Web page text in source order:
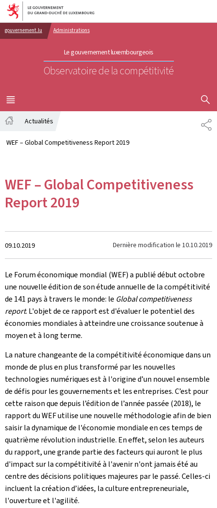
Aller au menu principal
Aller au contenu
gouvernement.lu Administrations
Le gouvernement luxembourgeois
Observatoire de la compétitivité
MENU
PRINCIPAL
Actualités
WEF – Global Competitiveness Report 2019
WEF – Global Competitiveness
Report 2019
Crée
le
09.10.2019 Dernière modification le 10.10.2019
Le Forum économique mondial (WEF) a publié début octobre
une nouvelle édition de son étude annuelle de la compétitivité
de 141 pays à travers le monde: le Global competitiveness
report. L'objet de ce rapport est d'évaluer le potentiel des
économies mondiales à atteindre une croissance soutenue à
moyen et à long terme.
La nature changeante de la compétitivité économique dans un
monde de plus en plus transformé par les nouvelles
technologies numériques est à l'origine d’un nouvel ensemble
de défis pour les gouvernements et les entreprises. C’est pour
cette raison que depuis l’édition de l’année passée (2018), le
rapport du WEF utilise une nouvelle méthodologie afin de bien
saisir la dynamique de l'économie mondiale en ces temps de
quatrième révolution industrielle. En effet, selon les auteurs
du rapport, une grande partie des facteurs qui auront le plus
d'impact sur la compétitivité à l'avenir n'ont jamais été au
centre des décisions politiques majeures par le passé. Celles-ci
incluent la création d’idées, la culture entrepreneuriale,
l'ouverture et l'agilité.